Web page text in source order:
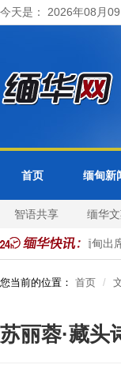
今天是： 2026年08月
首页 缅甸新
智语共享 缅华
化转型 缅甸出席
您当前的位置： 首页
苏丽蓉·藏头